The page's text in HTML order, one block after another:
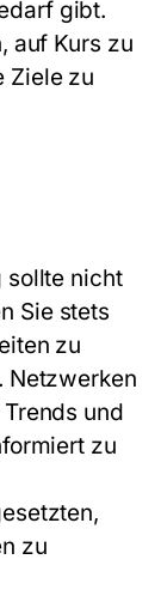
gibt.
auf Kurs zu
Ziele zu
sollte nicht
Sie stets
zu
Netzwerken
und
zu
zu